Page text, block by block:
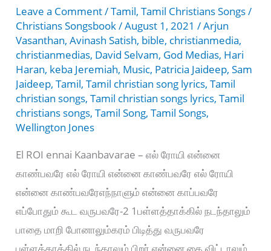
Leave a Comment/Tamil,Tamil Christians Songs/
Christians Songsbook/August 1, 2021/Arjun
Vasanthan,Avinash Satish, bible, christianmedia,
christianmedias, David Selvam, God Medias, Hari
Haran, keba Jeremiah, Music, Patricia Jaideep,Sam
Jaideep,Tamil,Tamil christian song lyrics,Tamil
christian songs,Tamil christian songs lyrics,Tamil
christians songs,Tamil Song,Tamil Songs,
Wellington Jones
El ROI ennai Kaanbavarae – எல் ரோயி என்னை
காண்பவரே எல் ரோயி என்னை காண்பவரே எல் ரோயி
என்னை காண்பவரேஎந்நாளும் என்னை காப்பவரே
எப்போதும் கூட வருபவரே-2 1பள்ளத்தாக்கில் நடந்தாலும்
பாதை மாறி போனாலும்கரம் பிடித்து வருபவரே
பள்ளத்தாக்கில் நடந்தாலும் பிறர் என்னை கை விட்டாலும்